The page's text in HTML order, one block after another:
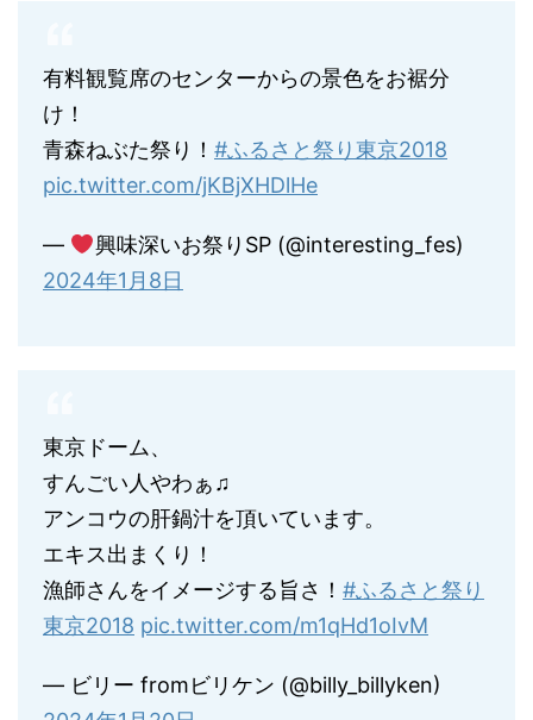
有料観覧席のセンターからの景色をお裾分
け！
青森ねぶた祭り！ #ふるさと祭り東京2018
pic.twitter.com/jKBjXHDlHe
—
興味深いお祭りSP (@interesting_fes)
2024年1月8日
東京ドーム、
すんごい人やわぁ♫
アンコウの肝鍋汁を頂いています。
エキス出まくり！
漁師さんをイメージする旨さ！ #ふるさと祭り
東京2018 pic.twitter.com/m1qHd1oIvM
— ビリー fromビリケン (@billy_billyken)